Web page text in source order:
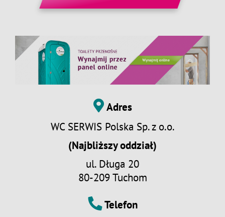
Adres
WC SERWIS Polska Sp. z o.o.
(Najbliższy oddział)
ul. Długa 20
80-209 Tuchom
Telefon